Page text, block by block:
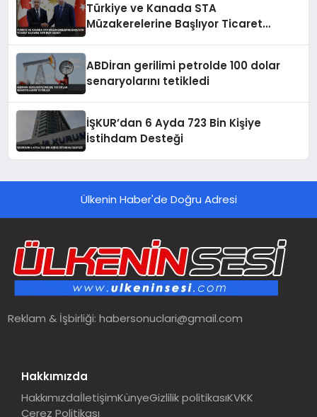
Türkiye ve Kanada STA
Müzakerelerine Başlıyor Ticaret
ABDİran gerilimi petrolde 100 dolar
senaryolarını tetikledi
İŞKUR’dan 6 Ayda 723 Bin Kişiye
İstihdam Desteği
Ülkenin Haber'de Doğru Adresi
Reklam & İşbirliği:habersonuclari@gmail.com
Hakkımızda
HakkımızdaİletişimKünyeGizlilik politikasıKVKK
Çerez Politikası